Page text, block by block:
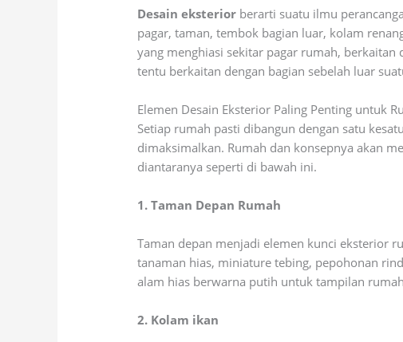
Desain eksterior berarti suatu ilmu
pagar, taman, tembok bagian luar, kolam
yang menghiasi sekitar pagar rumah,
tentu berkaitan dengan bagian sebelah luar
Elemen Desain Eksterior Paling Penting untuk
Setiap rumah pasti dibangun dengan satu
dimaksimalkan. Rumah dan konsepnya akan
diantaranya seperti di bawah ini.
1. Taman Depan Rumah
Taman depan menjadi elemen kunci eksterior
tanaman hias, miniature tebing, pepohonan
alam hias berwarna putih untuk tampilan
2. Kolam ikan